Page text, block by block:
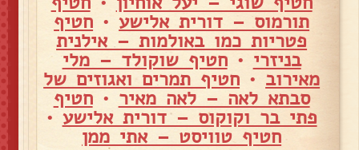
תורמוס – דורית אלישע• חטיף
פטריות כמו באולמות – אילנית
בניזרי •חטיף שוקולד – מלי
מאירוב • חטיף תמרים ואגוזים של
סבתא לאה – לאה מאיר •חטיף
פתי בר וקוקוס – דורית אלישע •
חטיף טוויסט – אתי ממן